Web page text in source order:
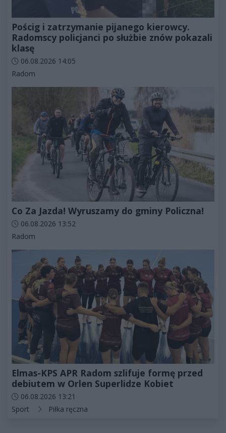
Pościg i zatrzymanie pijanego kierowcy.
Radomscy policjanci po służbie znów pokazali
klasę
Data dodania artykułu:
06.08.2026 14:05
Kategorie artykułu:
Radom
Co Za Jazda! Wyruszamy do gminy Policzna!
Data dodania artykułu:
06.08.2026 13:52
Kategorie artykułu:
Radom
Elmas-KPS APR Radom szlifuje formę przed
debiutem w Orlen Superlidze Kobiet
Data dodania artykułu:
06.08.2026 13:21
Kategorie artykułu:
Sport Piłka ręczna